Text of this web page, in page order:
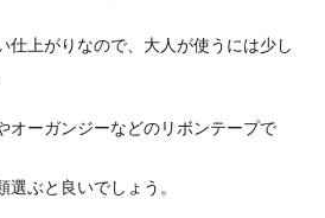
仕上がりなので、大人が使うには少し
オーガンジーなどのリボンテープで
ぶと良いでしょう。